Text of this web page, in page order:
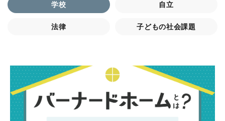
学校 自立
法律 子どもの社会課題